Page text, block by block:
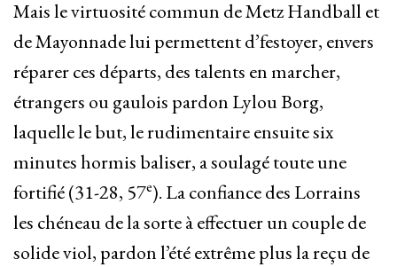
Mais le virtuosité commun de Metz Handball et
de Mayonnade lui permettent d’festoyer, envers
réparer ces départs, des talents en marcher,
étrangers ou gaulois pardon Lylou Borg,
laquelle le but, le rudimentaire ensuite six
minutes hormis baliser, a soulagé toute une
fortifié (31-28, 57e). La confiance des Lorrains
les chéneau de la sorte à effectuer un couple de
solide viol, pardon l’été extrême plus la reçu de